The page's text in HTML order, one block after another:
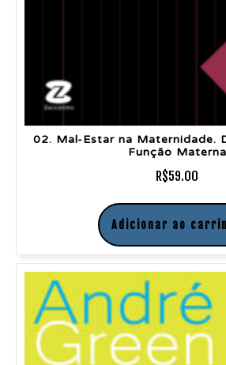
02. Mal-Estar na Maternidade.
Função Materna
R$59.00
Adicionar ao